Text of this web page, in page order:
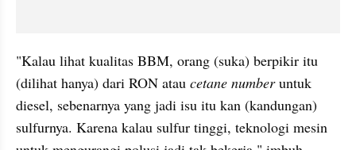
"Kalau lihat kualitas BBM, orang (suka) berpikir itu
(dilihat hanya) dari RON atau cetane number untuk
diesel, sebenarnya yang jadi isu itu kan (kandungan)
sulfurnya. Karena kalau sulfur tinggi, teknologi mesin